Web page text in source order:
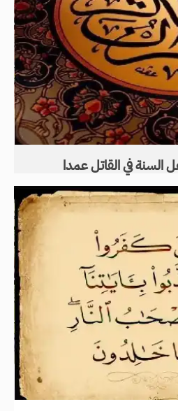
السنة في القاتل عمدا